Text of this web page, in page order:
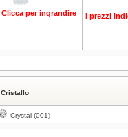
Clicca per ingrandire I prezzi
Cristallo
Crystal (001)